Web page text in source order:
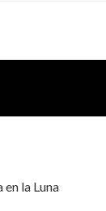
la Luna